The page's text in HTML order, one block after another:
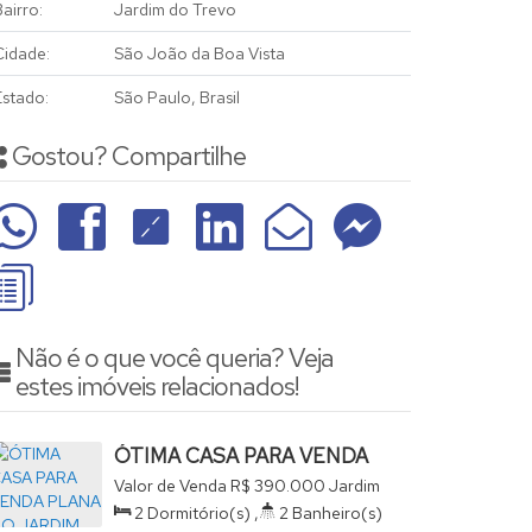
Jardim do Trevo
São João da Boa Vista
São Paulo, Brasil
Gostou? Compartilhe
Não é o que você queria? Veja
estes imóveis relacionados!
ÓTIMA CASA PARA VENDA
PLANA NO JARDIM DO
TREVO
R$ 390.000
Valor de Venda
Jardim
do Trevo, São João da Boa Vista,
2 Dormitório(s) , 2 Banheiro(s)